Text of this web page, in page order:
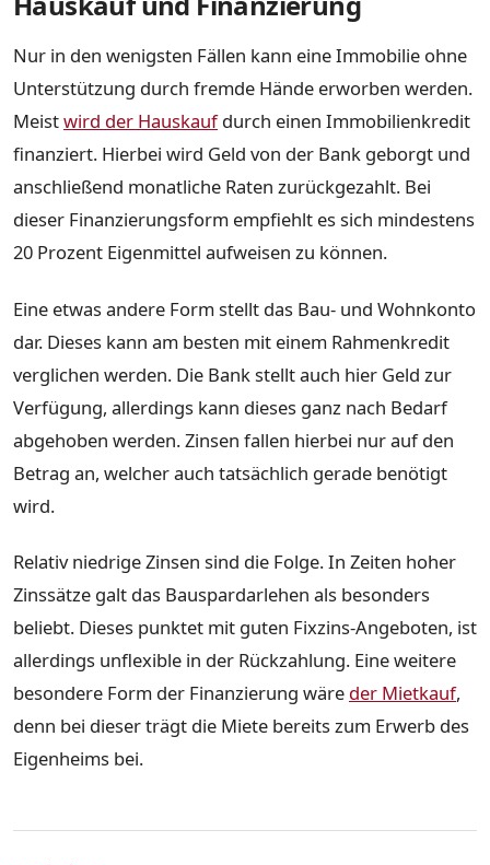
Nur in den wenigsten Fällen kann eine Immobilie ohne
Unterstützung durch fremde Hände erworben werden.
Meistwird der Hauskaufdurch einen Immobilienkredit
finanziert. Hierbei wird Geld von der Bank geborgt und
anschließend monatliche Raten zurückgezahlt. Bei
dieser Finanzierungsform empfiehlt es sich mindestens
20 Prozent Eigenmittel aufweisen zu können.
Eine etwas andere Form stellt das Bau- und Wohnkonto
dar. Dieses kann am besten mit einem Rahmenkredit
verglichen werden. Die Bank stellt auch hier Geld zur
Verfügung, allerdings kann dieses ganz nach Bedarf
abgehoben werden. Zinsen fallen hierbei nur auf den
Betrag an, welcher auch tatsächlich gerade benötigt
wird.
Relativ niedrige Zinsen sind die Folge. In Zeiten hoher
Zinssätze galt das Bauspardarlehen als besonders
beliebt. Dieses punktet mit guten Fixzins-Angeboten, ist
allerdings unflexible in der Rückzahlung. Eine weitere
besondere Form der Finanzierung wäre der Mietkauf,
denn bei dieser trägt die Miete bereits zum Erwerb des
Eigenheims bei.